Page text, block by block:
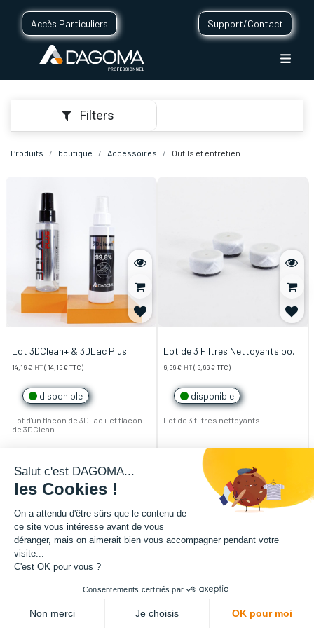
Accès Particuliers Support/Contact
Filters
Produits boutique Accessoires Outils et entretien
Lot 3DClean+ & 3DLac Plus
14,16€ HT( 14,16€TTC)
disponible
Lot d'un flacon de 3DLac+ et flacon
de 3DClean+.
garantir vos impressions !
3DClean+ : nettoyez la surface
d'accroche de votre imprimante.
le plateau et évitez le warping (le
décollement de la pièce) de vos
impressions.
Lot de 3 Filtres Nettoyants pour
filament
6,66€ HT( 6,66€TTC)
disponible
Lot de 3 filtres nettoyants.
l'impression de vos filaments,
garantissent un passage propre et
optimum dans votre imprimante 3D.
Le filtre s'installe en amont de
l'extrudeur, et permet un nettoyage
du filament avant son utilisation.
Garanti fonctionnel pour 3kg de
Salut c'est DAGOMA...
les Cookies !
On a attendu d'être sûrs que le contenu de
ce site vous intéresse avant de vous
déranger, mais on aimerait bien vous accompagner pendant votre
visite...
C'est OK pour vous ?
Consentements certifiés par
Non merci Je choisis OK pour moi